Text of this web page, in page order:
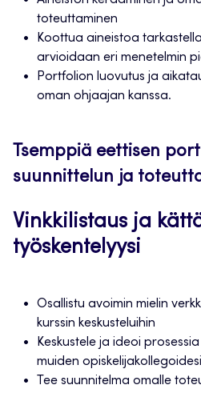
toteuttaminen
Koottua aineistoa
arvioidaan eri menetelmin
Portfolion luovutus ja
oman ohjaajan kanssa.
Tsemppiä eettisen
suunnittelun ja
Vinkkilistaus ja
työskentelyysi
Osallistu avoimin mielin
kurssin keskusteluihin
Keskustele ja ideoi
muiden
Tee suunnitelma omalle